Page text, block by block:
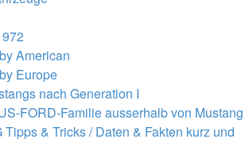
American
Europe
nach Generation I
FORD-Familie ausserhalb von Mustang
& Tricks / Daten & Fakten kurz und